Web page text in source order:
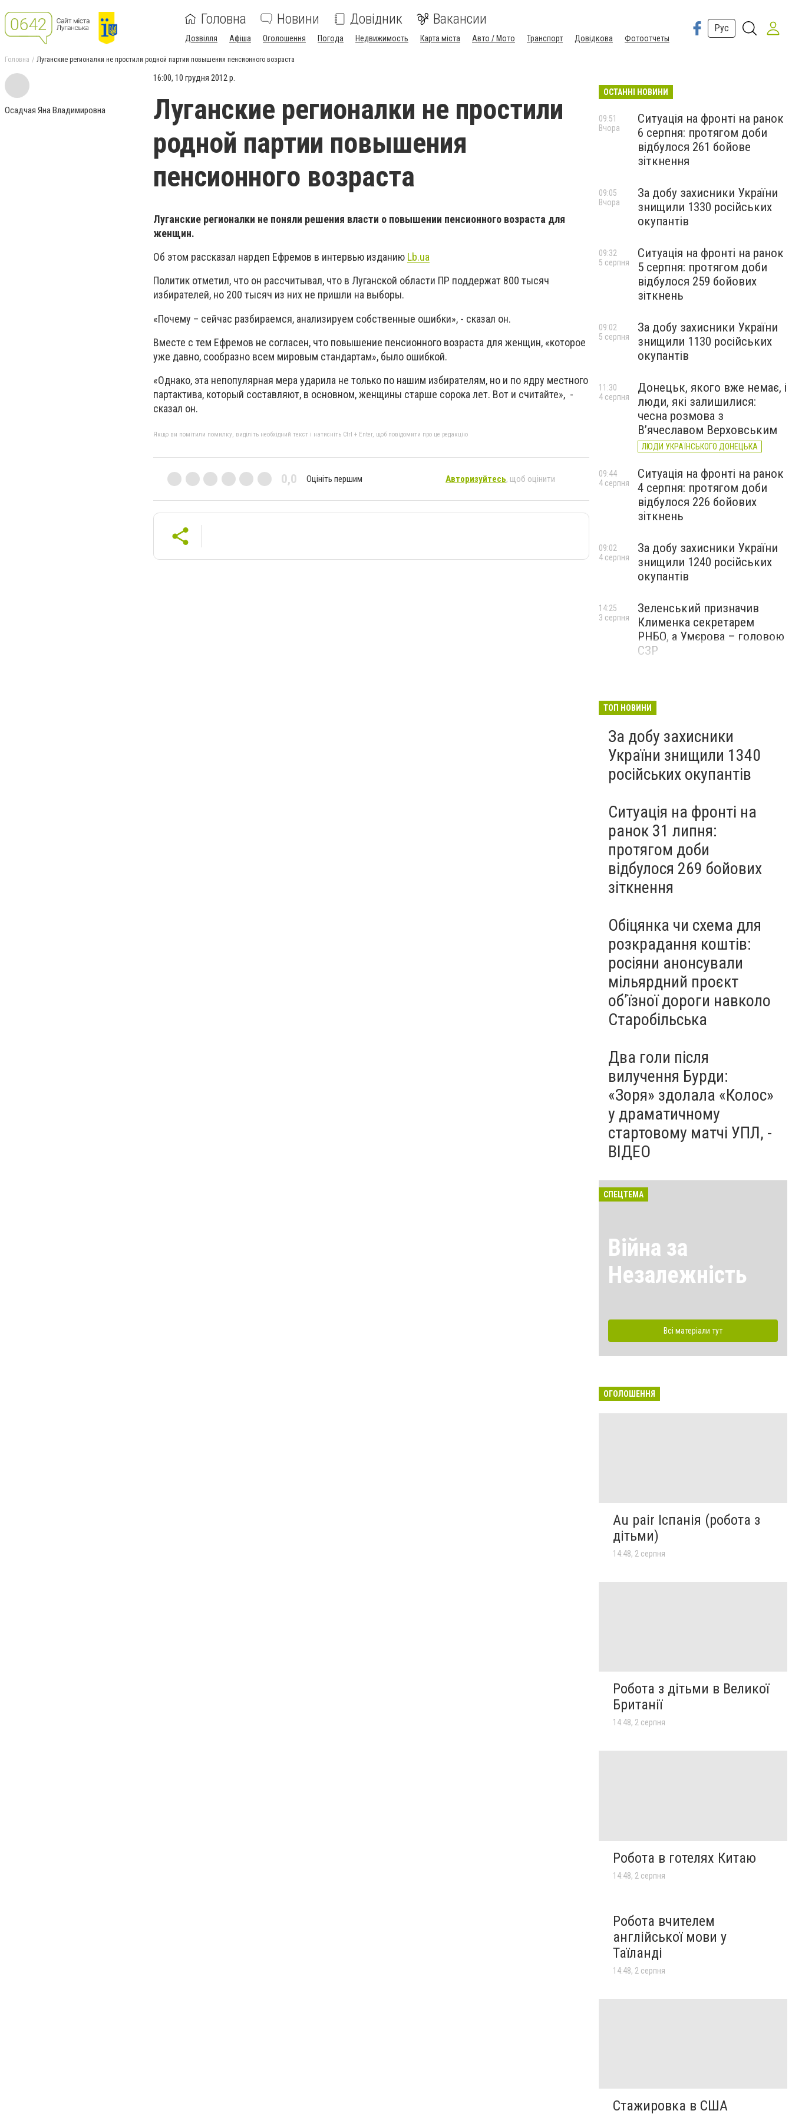
Головна Новини Довідник Вакансии
Дозвілля Афіша Оголошення Погода Недвижимость Карта міста Авто / Мото Транспорт Довідкова Фотоотчеты
Рус
Головна Луганские регионалки не простили родной партии повышения пенсионного возраста
Осадчая Яна Владимировна
16:00, 10 грудня 2012 р.
Луганские регионалки не простили
родной партии повышения
пенсионного возраста
Луганские регионалки не поняли решения власти о повышении пенсионного возраста для
женщин.
Об этом рассказал нардеп Ефремов в интервью изданию Lb.ua
Политик отметил, что он рассчитывал, что в Луганской области ПР поддержат 800 тысяч
избирателей, но 200 тысяч из них не пришли на выборы.
«Почему – сейчас разбираемся, анализируем собственные ошибки», - сказал он.
Вместе с тем Ефремов не согласен, что повышение пенсионного возраста для женщин, «которое
уже давно, сообразно всем мировым стандартам», было ошибкой.
«Однако, эта непопулярная мера ударила не только по нашим избирателям, но и по ядру местного
партактива, который составляют, в основном, женщины старше сорока лет. Вот и считайте», -
сказал он.
Якщо ви помітили помилку, виділіть необхідний текст і натисніть Ctrl + Enter, щоб повідомити про це редакцію
0,0 Оцініть першим Авторизуйтесь, щоб оцінити
ОСТАННІ НОВИНИ
Ситуація на фронті на ранок
6 серпня: протягом доби
відбулося 261 бойове
зіткнення
09:51
Вчора
За добу захисники України
знищили 1330 російських
окупантів
09:05
Вчора
Ситуація на фронті на ранок
5 серпня: протягом доби
відбулося 259 бойових
зіткнень
09:32
5 серпня
За добу захисники України
знищили 1130 російських
окупантів
09:02
5 серпня
Донецьк, якого вже немає, і
люди, які залишилися:
чесна розмова з
В’ячеславом Верховським
ЛЮДИ УКРАЇНСЬКОГО ДОНЕЦЬКА
11:30
4 серпня
Ситуація на фронті на ранок
4 серпня: протягом доби
відбулося 226 бойових
зіткнень
09:44
4 серпня
За добу захисники України
знищили 1240 російських
окупантів
09:02
4 серпня
Зеленський призначив
Клименка секретарем
РНБО, а Умєрова – головою
СЗР
14:25
3 серпня
ТОП НОВИНИ
За добу захисники
України знищили 1340
російських окупантів
Ситуація на фронті на
ранок 31 липня:
протягом доби
відбулося 269 бойових
зіткнення
Обіцянка чи схема для
розкрадання коштів:
росіяни анонсували
мільярдний проєкт
об’їзної дороги навколо
Старобільська
Два голи після
вилучення Бурди:
«Зоря» здолала «Колос»
у драматичному
стартовому матчі УПЛ, -
ВІДЕО
СПЕЦТЕМА
Війна за
Незалежність
Всі матеріали тут
ОГОЛОШЕННЯ
Au pair Іспанія (робота з
дітьми)
14:48, 2 серпня
Робота з дітьми в Великої
Британії
14:48, 2 серпня
Робота в готелях Китаю
14:48, 2 серпня
Робота вчителем
англійської мови у
Таїланді
14:48, 2 серпня
Стажировка в США